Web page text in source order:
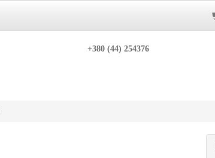
+380 (44) 254376